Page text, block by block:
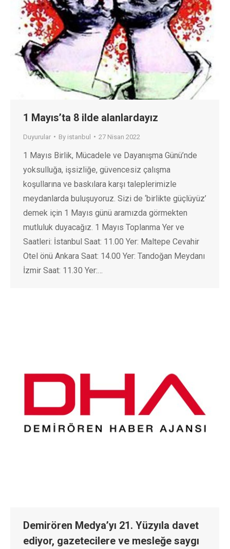
1 Mayıs’ta 8 ilde alanlardayız
Duyurular By istanbul 27 Nisan 2022
1 Mayıs Birlik, Mücadele ve Dayanışma Günü’nde
yoksulluğa, işsizliğe, güvencesiz çalışma
koşullarına ve baskılara karşı taleplerimizle
meydanlarda buluşuyoruz. Sizi de ‘birlikte güçlüyüz’
demek için 1 Mayıs günü aramızda görmekten
mutluluk duyacağız. 1 Mayıs Toplanma Yer ve
Saatleri: İstanbul Saat: 11.00 Yer: Maltepe Cevahir
Otel önü Ankara Saat: 14.00 Yer: Tandoğan Meydanı
İzmir Saat: 11.30 Yer:…
Demirören Medya’yı 21. Yüzyıla davet
ediyor, gazetecilere ve mesleğe saygı